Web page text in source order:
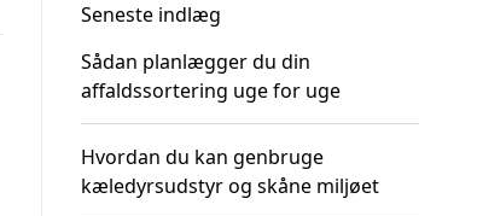
Seneste indlæg
Sådan planlægger du din
affaldssortering uge for uge
Hvordan du kan genbruge
kæledyrsudstyr og skåne miljøet